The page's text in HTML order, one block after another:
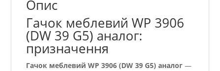
Опис
Гачок меблевий WР 3906
(DW 39 G5) аналог:
призначення
Гачок меблевий WР 3906 (DW 39 G5) аналог —